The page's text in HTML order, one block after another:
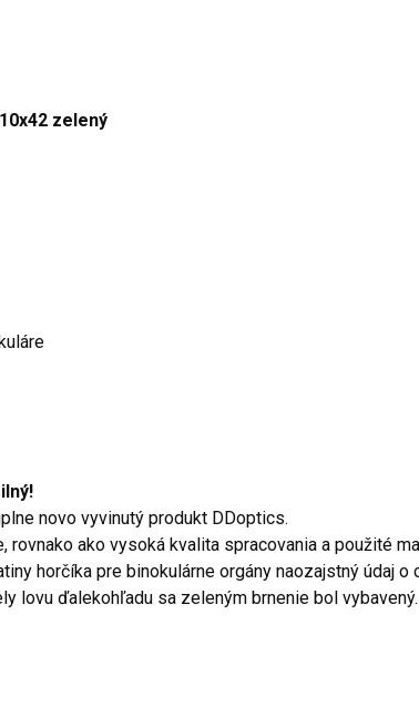
zelený
novo vyvinutý produkt DDoptics.
rovnako ako vysoká kvalita spracovania a použité
horčíka pre binokulárne orgány naozajstný údaj o
lovu ďalekohľadu sa zeleným brnenie bol vybavený.